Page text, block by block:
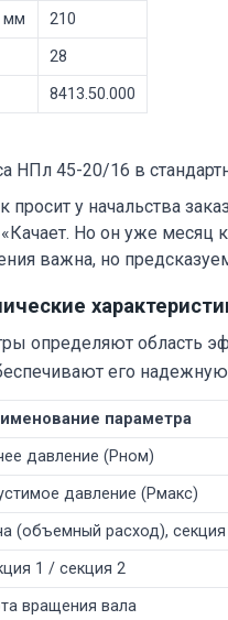
мм
210
28
8413.50.000
НПл 45-20/16 в
у начальства
Но он уже месяц
важна, но
определяют область
его
параметра
давление (Pном)
давление (Pмакс)
(объемный расход),
1 / секция 2
вращения вала